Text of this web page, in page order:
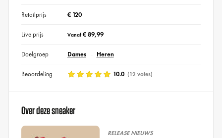
Retailprijs € 120
Live prijs Vanaf€ 89,99
Doelgroep Dames Heren
Beoordeling 10.0 (12 votes)
Over deze sneaker
RELEASE NIEUWS